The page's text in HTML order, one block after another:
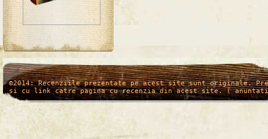
/* */
©2014: Recenziile prezentate pe acest site sunt originale.
si cu link catre pagina cu recenzia din acest site. (